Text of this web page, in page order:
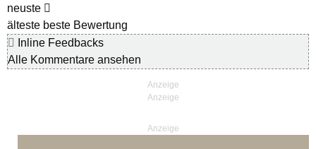
neuste
älteste beste Bewertung
Inline Feedbacks
Alle Kommentare ansehen
Anzeige